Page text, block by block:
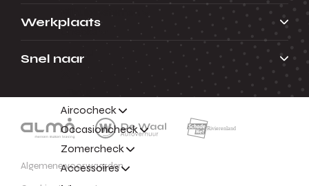
Aircocheck
Occasioncheck
Zomercheck
Accessoires
Werkplaats
Snel naar
Algemene voorwaarden